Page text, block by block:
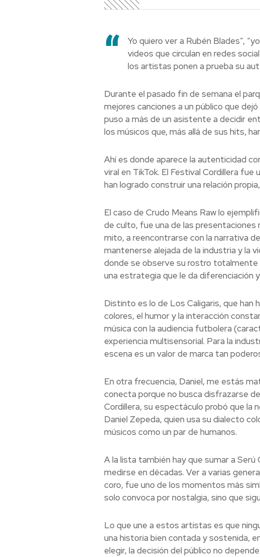
“
Yo quiero ver a Rubén Blades”,
videos que circulan en redes
los artistas ponen a prueba su
Durante el pasado fin de semana el
mejores canciones a un público que
puso a más de un asistente a decidir
los músicos que, más allá de sus hits,
Ahí es donde aparece la autenticidad
viral en TikTok. El Festival Cordillera
han logrado construir una relación
El caso de Crudo Means Raw lo
de culto, fue una de las presentaciones
mito, a reencontrarse con la narrativa
mantenerse alejada de la industria y la
donde se observe su rostro totalmente
una estrategia que le da diferenciación
Distinto es lo de Los Caligaris, que han
colores, el humor y la interacción
música con la audiencia futbolera
experiencia multisensorial. Para la
escena es un valor de marca tan
En otra frecuencia, Daniel, me estás
conecta porque no busca disfrazarse
Cordillera, su espectáculo probó que la
Daniel Zepeda, quien usa su dialecto
músicos como un par de humanos.
A la lista también hay que sumar a
medirse en décadas. Ver a varias
coro, fue uno de los momentos más
solo convoca por nostalgia, sino que
Lo que une a estos artistas es que
una historia bien contada y sostenida,
elegir, la decisión del público no